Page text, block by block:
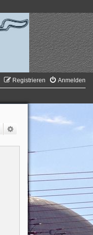
Anmelden
Registrieren
Suche